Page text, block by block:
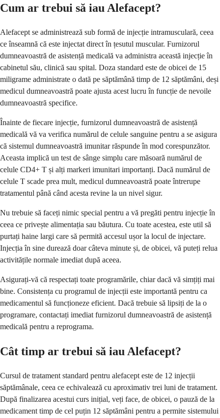
Cum ar trebui să iau Alefacept?
Alefacept se administrează sub formă de injecție intramusculară, ceea
ce înseamnă că este injectat direct în țesutul muscular. Furnizorul
dumneavoastră de asistență medicală va administra această injecție în
cabinetul său, clinică sau spital. Doza standard este de obicei de 15
miligrame administrate o dată pe săptămână timp de 12 săptămâni, deși
medicul dumneavoastră poate ajusta acest lucru în funcție de nevoile
dumneavoastră specifice.
Înainte de fiecare injecție, furnizorul dumneavoastră de asistență
medicală vă va verifica numărul de celule sanguine pentru a se asigura
că sistemul dumneavoastră imunitar răspunde în mod corespunzător.
Aceasta implică un test de sânge simplu care măsoară numărul de
celule CD4+ T și alți markeri imunitari importanți. Dacă numărul de
celule T scade prea mult, medicul dumneavoastră poate întrerupe
tratamentul până când acesta revine la un nivel sigur.
Nu trebuie să faceți nimic special pentru a vă pregăti pentru injecție în
ceea ce privește alimentația sau băutura. Cu toate acestea, este util să
purtați haine largi care să permită accesul ușor la locul de injectare.
Injecția în sine durează doar câteva minute și, de obicei, vă puteți relua
activitățile normale imediat după aceea.
Asigurați-vă că respectați toate programările, chiar dacă vă simțiți mai
bine. Consistența cu programul de injecții este importantă pentru ca
medicamentul să funcționeze eficient. Dacă trebuie să lipsiți de la o
programare, contactați imediat furnizorul dumneavoastră de asistență
medicală pentru a reprograma.
Cât timp ar trebui să iau Alefacept?
Cursul de tratament standard pentru alefacept este de 12 injecții
săptămânale, ceea ce echivalează cu aproximativ trei luni de tratament.
După finalizarea acestui curs inițial, veți face, de obicei, o pauză de la
medicament timp de cel puțin 12 săptămâni pentru a permite sistemului